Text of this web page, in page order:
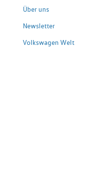
Über uns
Newsletter
Volkswagen Welt